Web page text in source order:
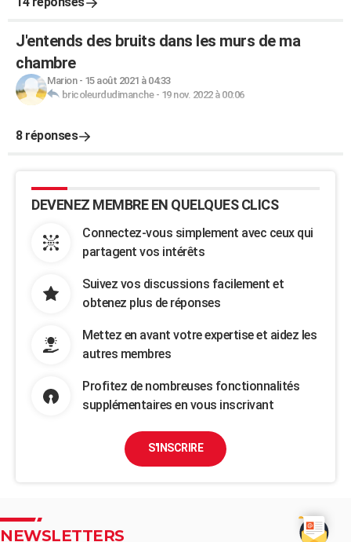
J'entends des bruits dans les murs de ma
chambre
Marion- 15 août 2021 à 04:33
bricoleurdudimanche- 19 nov. 2022 à 00:06
8 réponses
DEVENEZ MEMBRE EN QUELQUES CLICS
Connectez-vous simplement avec ceux qui
partagent vos intérêts
Suivez vos discussions facilement et
obtenez plus de réponses
Mettez en avant votre expertise et aidez les
autres membres
Profitez de nombreuses fonctionnalités
supplémentaires en vous inscrivant
S'INSCRIRE
NEWSLETTERS